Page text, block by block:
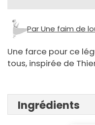
Par Une faim de
Une farce pour ce
tous, inspirée de
Ingrédients